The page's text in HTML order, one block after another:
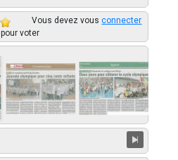
Vous devez vousconnecter
pour voter